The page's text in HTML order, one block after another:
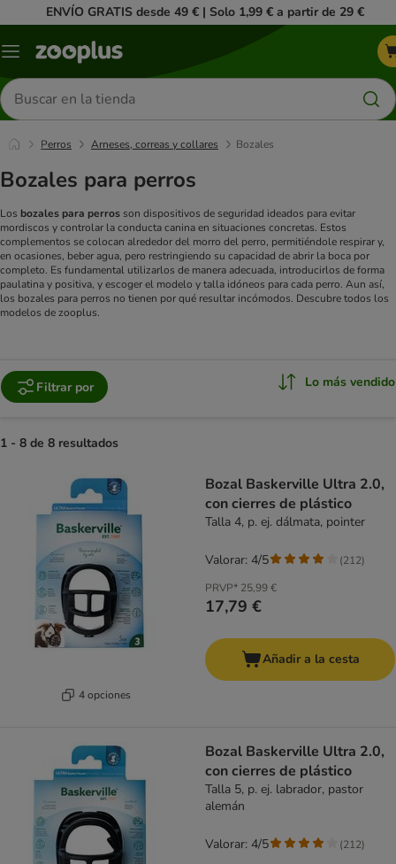
ENVÍO GRATIS desde 49 € | Solo 1,99 € a partir de 29 €
Menú
Buscar
productos
Perros Arneses, correas y collares Bozales
Bozales para perros
Los bozales para perros son dispositivos de seguridad ideados para evitar
mordiscos y controlar la conducta canina en situaciones concretas. Estos
complementos se colocan alrededor del morro del perro, permitiéndole respirar y,
en ocasiones, beber agua, pero restringiendo su capacidad de abrir la boca por
completo. Es fundamental utilizarlos de manera adecuada, introducirlos de forma
paulatina y positiva, y escoger el modelo y talla idóneos para cada perro. Aun así,
los bozales para perros no tienen por qué resultar incómodos. Descubre todos los
modelos de zooplus.
Filtrar por Lo más vendido
1 - 8 de 8 resultados
4 opciones
Bozal Baskerville Ultra 2.0,
con cierres de plástico
Talla 4, p. ej. dálmata, pointer
PRVP* 25,99 €
17,79 €
Valorar: 4/5 (212)
Añadir a la cesta
Bozal Baskerville Ultra 2.0,
con cierres de plástico
Talla 5, p. ej. labrador, pastor
alemán
Valorar: 4/5 (212)